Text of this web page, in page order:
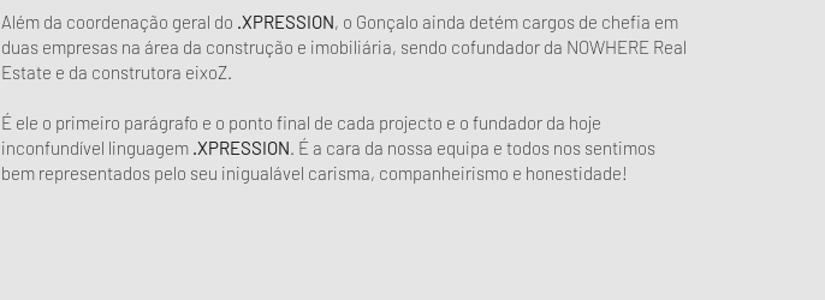
Além da coordenação geral do .XPRESSION, o Gonçalo ainda detém cargos de chefia em
duas empresas na área da construção e imobiliária, sendo cofundador da NOWHERE Real
Estate e da construtora eixoZ.
É ele o primeiro parágrafo e o ponto final de cada projecto e o fundador da hoje
inconfundível linguagem .XPRESSION. É a cara da nossa equipa e todos nos sentimos
bem representados pelo seu inigualável carisma, companheirismo e honestidade!